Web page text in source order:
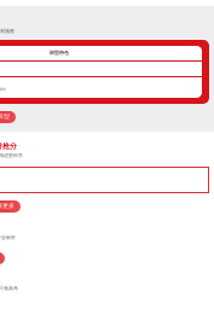
施教
班型特色
式
型
抢分
进更科学
更多
业标杆
做高考